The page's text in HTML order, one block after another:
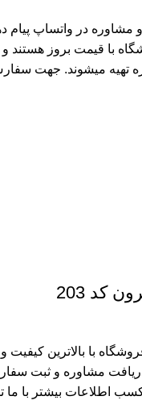
در واتساپ پیام
با قیمت بروز هستند و با
تهیه میشوند. جهت
کد 203
با بالاترین کیفیت
مشاوره و ثبت
کسب اطلاعات بیشتر با ما